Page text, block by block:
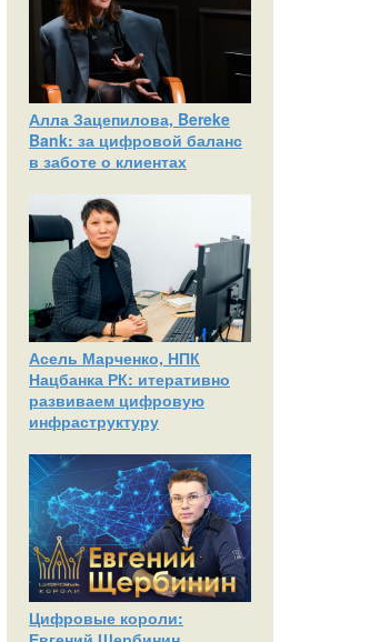
Алла Зацепилова, Bereke
Bank: за цифровой баланс
в заботе о клиентах
Асель Марченко, НПК
Нацбанка РК: итеративно
развиваем цифровую
инфраструктуру
Цифровые короли: